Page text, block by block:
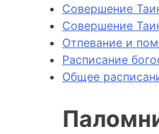
Совершение
Совершение
Отпевание и
Расписание
Общее